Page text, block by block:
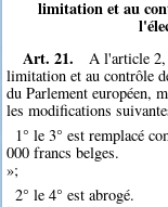
limitation et au
Art. 21.
A l'article 2,
limitation et au contrôle
du Parlement européen,
les modifications
1° le 3° est remplacé
000 francs belges.
»;
2° le 4° est abrogé.